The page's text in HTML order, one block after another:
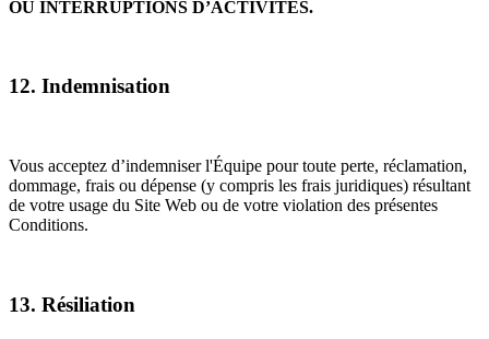
OU INTERRUPTIONS D’ACTIVITÉS.
12. Indemnisation
Vous acceptez d’indemniser l'Équipe pour toute perte, réclamation,
dommage, frais ou dépense (y compris les frais juridiques) résultant
de votre usage du Site Web ou de votre violation des présentes
Conditions.
13. Résiliation